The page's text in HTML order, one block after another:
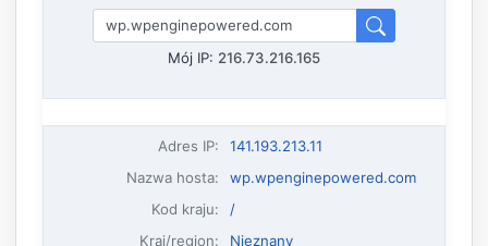
Mój IP: 216.73.216.165
Adres IP:
141.193.213.11
Nazwa hosta:
wp.wpenginepowered.com
Kod kraju:
/
Kraj/region:
Nieznany